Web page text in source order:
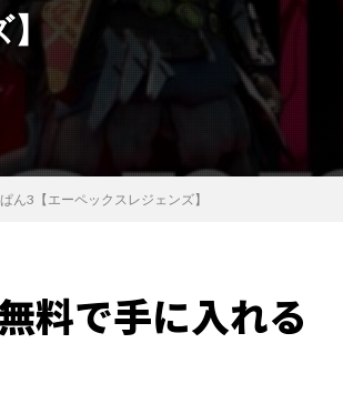
】
ん3【エーペックスレジェンズ】